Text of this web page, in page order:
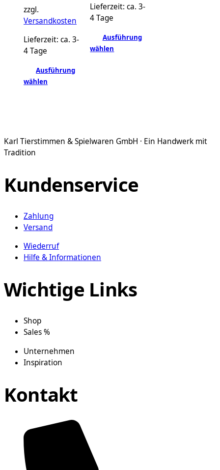
zzgl.
Versandkosten
Lieferzeit: ca. 3-
4 Tage
Ausführung
wählen
Varianten
auf.
können
auf
Produktseite
gewählt
Lieferzeit:ca. 3-
4 Tage
Ausführung
wählen
Optionen
Produktseite
gewählt
gewählt
Karl Tierstimmen & Spielwaren GmbH · Ein Handwerk mit
Tradition
Kundenservice
Zahlung
Versand
Wiederruf
Hilfe & Informationen
Wichtige Links
Shop
Sales %
Unternehmen
Inspiration
Kontakt